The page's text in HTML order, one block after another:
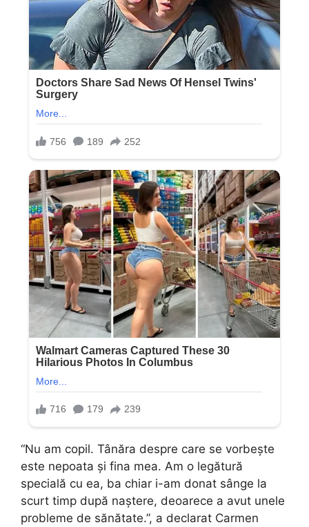
“Nu am copil. Tânăra despre care se vorbește
este nepoata și fina mea. Am o legătură
specială cu ea, ba chiar i-am donat sânge la
scurt timp după naștere, deoarece a avut unele
probleme de sănătate.”, a declarat Carmen